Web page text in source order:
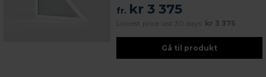
fr. kr 3 375
Lowest price last 30 days: kr 3 375
Gå til produkt